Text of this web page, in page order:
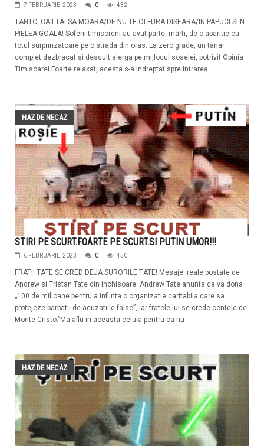
7 FEBRUARIE, 2023 0 432
TANTO, CAII TAI SA MOARA/DE NU TE-OI FURA DISEARA/IN PAPUCI SI-N
PIELEA GOALA! Soferii timisoreni au avut parte, marti, de o aparitie cu
totul surprinzatoare pe o strada din oras. La zero grade, un tanar
complet dezbracat si descult alerga pe mijlocul soselei, potrivit Opinia
Timisoarei.Foarte relaxat, acesta s-a indreptat spre intrarea
HAZ DE NECAZ
STIRI PE SCURT.FOARTE PE SCURT.SI PUTIN UMOR!!!
6 FEBRUARIE, 2023 0 450
FRATII TATE SE CRED DEJA SURORILE TATE! Mesaje ireale postate de
Andrew si Tristan Tate din inchisoare. Andrew Tate anunta ca va dona
„100 de milioane pentru a infiinta o organizatie caritabila care sa
protejeze barbatii de acuzatiile false”, iar fratele lui se crede contele de
Monte Cristo.”Ma aflu in aceasta celula pentru ca nu
HAZ DE NECAZ